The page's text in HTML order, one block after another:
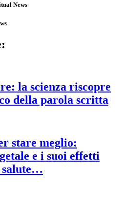
News
la scienza riscopre
della parola scritta
stare meglio:
e i suoi effetti
salute…